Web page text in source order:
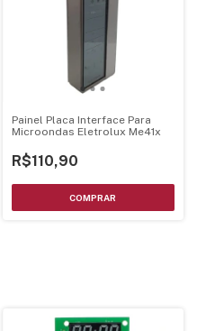
Painel Placa Interface Para
Microondas Eletrolux Me41x
R$110,90